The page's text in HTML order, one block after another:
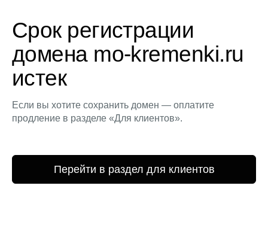
Срок регистрации
домена mo-kremenki.ru
истек
Если вы хотите сохранить домен — оплатите
продление в разделе «Для клиентов».
Перейти в раздел для клиентов